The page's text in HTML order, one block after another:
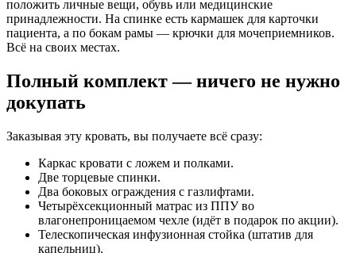
положить личные вещи, обувь или медицинские
принадлежности. На спинке есть кармашек для карточки
пациента, а по бокам рамы — крючки для мочеприемников.
Всё на своих местах.
Полный комплект — ничего не нужно
докупать
Заказывая эту кровать, вы получаете всё сразу:
Каркас кровати с ложем и полками.
Две торцевые спинки.
Два боковых ограждения с газлифтами.
Четырёхсекционный матрас из ППУ во
влагонепроницаемом чехле (идёт в подарок по акции).
Телескопическая инфузионная стойка (штатив для
капельниц).